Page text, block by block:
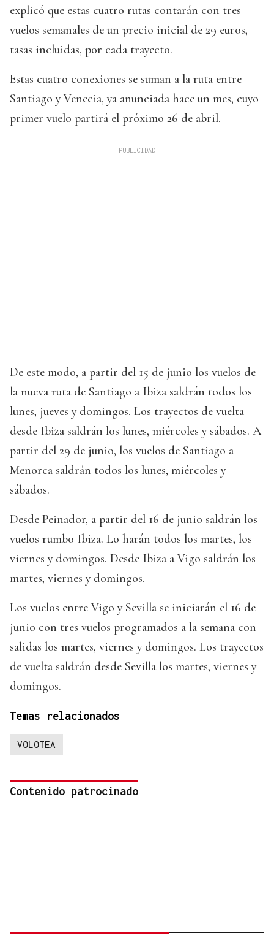
explicó que estas cuatro rutas contarán con tres
vuelos semanales de un precio inicial de 29 euros,
tasas incluidas, por cada trayecto.
Estas cuatro conexiones se suman a la ruta entre
Santiago y Venecia, ya anunciada hace un mes, cuyo
primer vuelo partirá el próximo 26 de abril.
De este modo, a partir del 15 de junio los vuelos de
la nueva ruta de Santiago a Ibiza saldrán todos los
lunes, jueves y domingos. Los trayectos de vuelta
desde Ibiza saldrán los lunes, miércoles y sábados. A
partir del 29 de junio, los vuelos de Santiago a
Menorca saldrán todos los lunes, miércoles y
sábados.
Desde Peinador, a partir del 16 de junio saldrán los
vuelos rumbo Ibiza. Lo harán todos los martes, los
viernes y domingos. Desde Ibiza a Vigo saldrán los
martes, viernes y domingos.
Los vuelos entre Vigo y Sevilla se iniciarán el 16 de
junio con tres vuelos programados a la semana con
salidas los martes, viernes y domingos. Los trayectos
de vuelta saldrán desde Sevilla los martes, viernes y
domingos.
Temas relacionados
VOLOTEA
Contenido patrocinado